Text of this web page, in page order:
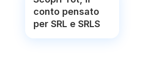
conto pensato
per SRL e SRLS